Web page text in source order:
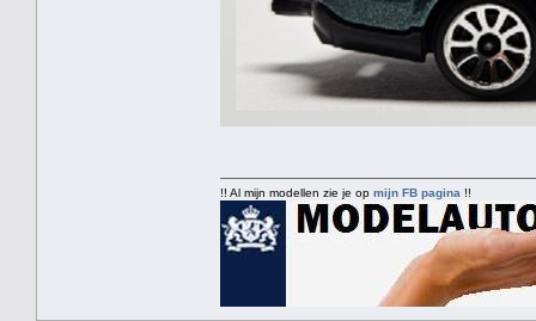
!! Al mijn modellen zie je op mijn FB pagina !!